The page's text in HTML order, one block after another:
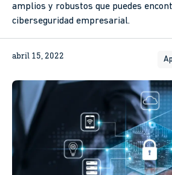
amplios y robustos que puedes
ciberseguridad empresarial.
abril 15, 2022